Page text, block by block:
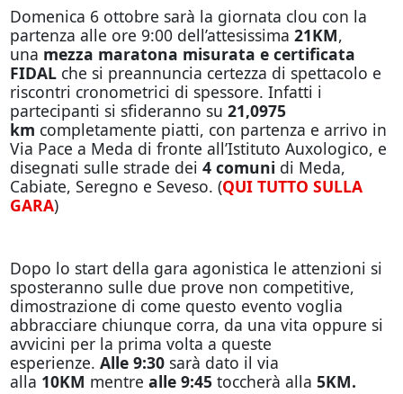
Domenica 6 ottobre sarà la giornata clou con la
partenza alle ore 9:00 dell’attesissima 21KM,
una mezza maratona misurata e certificata
FIDALche si preannuncia certezza di spettacolo e
riscontri cronometrici di spessore. Infatti i
partecipanti si sfideranno su 21,0975
km completamente piatti, con partenza e arrivo in
Via Pace a Meda di fronte all’Istituto Auxologico, e
disegnati sulle strade dei 4 comuni di Meda,
Cabiate, Seregno e Seveso. (QUI TUTTO SULLA
GARA)
Dopo lo start della gara agonistica le attenzioni si
sposteranno sulle due prove non competitive,
dimostrazione di come questo evento voglia
abbracciare chiunque corra, da una vita oppure si
avvicini per la prima volta a queste
esperienze. Alle 9:30sarà dato il via
alla 10KM mentre alle 9:45toccherà alla 5KM.